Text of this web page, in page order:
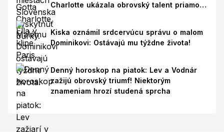
Charlotte ukázala obrovský talent priamo v
Paríži!
Kiska oznámil srdcervúcu správu o malom
Dominikovi: Ostávajú mu týždne života!
Denný horoskop na piatok: Lev a Vodnár
zažijú obrovský triumf! Niektorým
znameniam hrozí studená sprcha